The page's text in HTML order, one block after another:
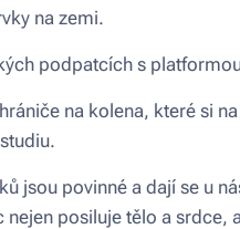
na zemi.
podpatcích s
na kolena, které si
jsou povinné a dají se u
nejen posiluje tělo a srdce,